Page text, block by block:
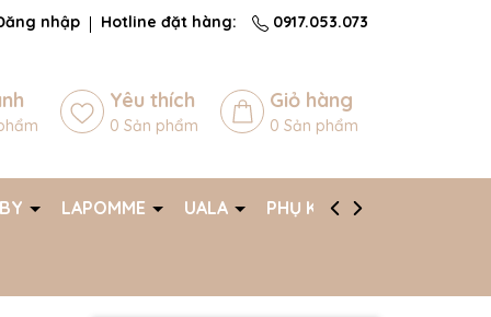
nhập Hotline đặt hàng: 0917.053.073
Yêu thích
0 Sản phẩm
Giỏ hàng
0 Sản phẩm
LAPOMME UALA PHỤ KIỆN